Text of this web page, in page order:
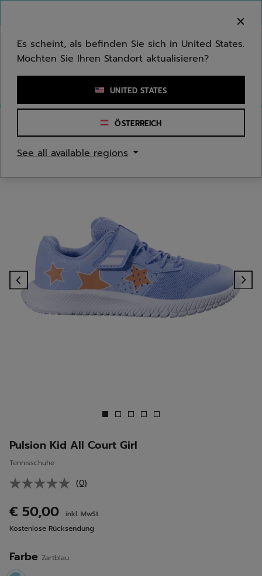
Stichwort oder Artikelnummer eingeben
Previous
Pulsion Kid All Court Girl
Tennisschuhe
Kein
auf
derselben
Seite.
(0)
€ 50,00
inkl. MwSt
Kostenlose Rücksendung
Farbe Zartblau
Es scheint, als befinden Sie sich in United States.
Möchten Sie Ihren Standort aktualisieren?
UNITED STATES
ÖSTERREICH
See all available regions